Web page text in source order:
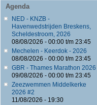
Agenda
NED - KNZB -
Havenwedstrijden Breskens,
Scheldestroom, 2026
08/08/2026 - 00:00t/m 23:45
Mechelen - Keerdok - 2026
08/08/2026 - 00:00t/m 23:45
GBR - Thames Marathon 2026
09/08/2026 - 00:00t/m 23:45
Zeezwemmen Middelkerke
2026 #2
11/08/2026 - 19:30